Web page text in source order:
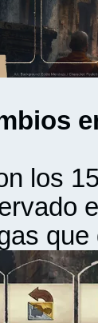
los
que